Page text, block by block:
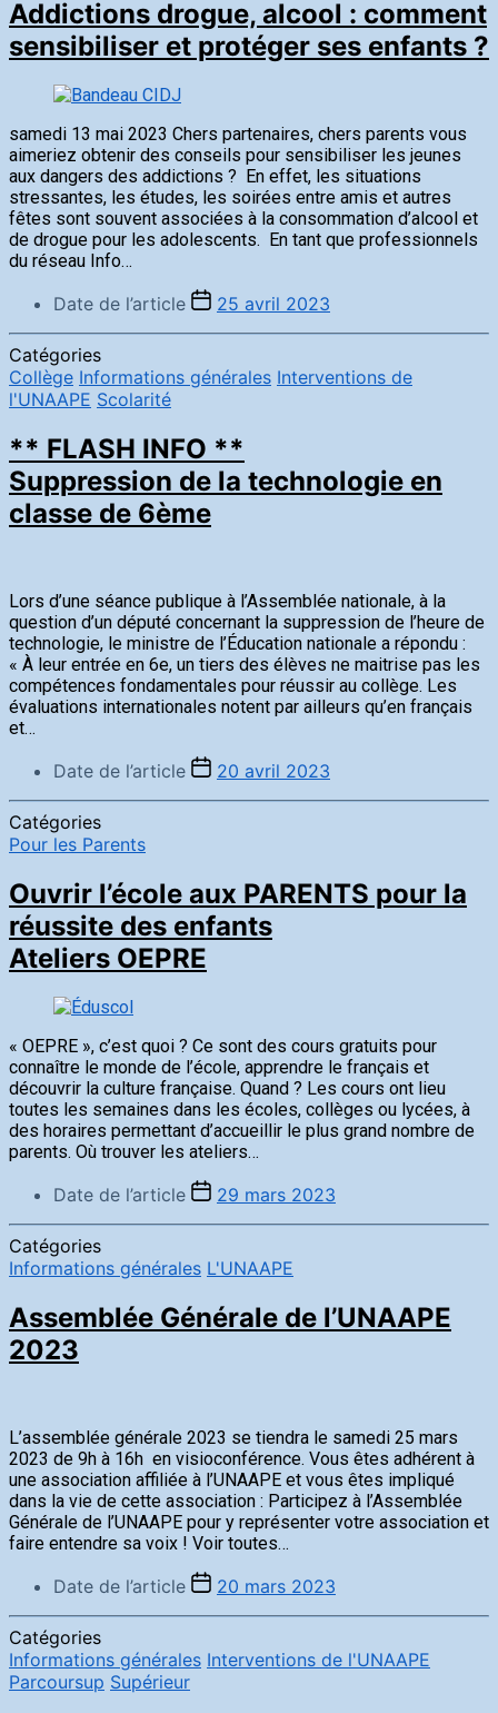
Addictions drogue, alcool : comment
sensibiliser et protéger ses enfants ?
samedi 13 mai 2023 Chers partenaires, chers parents vous
aimeriez obtenir des conseils pour sensibiliser les jeunes
aux dangers des addictions ? En effet, les situations
stressantes, les études, les soirées entre amis et autres
fêtes sont souvent associées à la consommation d’alcool et
de drogue pour les adolescents. En tant que professionnels
du réseau Info…
Date de l’article 25 avril 2023
Catégories
Collège Informations générales Interventions de
l'UNAAPE Scolarité
** FLASH INFO **
Suppression de la technologie en
classe de 6ème
Lors d’une séance publique à l’Assemblée nationale, à la
question d’un député concernant la suppression de l’heure de
technologie, le ministre de l’Éducation nationale a répondu :
« À leur entrée en 6e, un tiers des élèves ne maitrise pas les
compétences fondamentales pour réussir au collège. Les
évaluations internationales notent par ailleurs qu’en français
et…
Date de l’article 20 avril 2023
Catégories
Pour les Parents
Ouvrir l’école aux PARENTS pour la
réussite des enfants
Ateliers OEPRE
« OEPRE », c’est quoi ? Ce sont des cours gratuits pour
connaître le monde de l’école, apprendre le français et
découvrir la culture française. Quand ? Les cours ont lieu
toutes les semaines dans les écoles, collèges ou lycées, à
des horaires permettant d’accueillir le plus grand nombre de
parents. Où trouver les ateliers…
Date de l’article 29 mars 2023
Catégories
Informations générales L'UNAAPE
Assemblée Générale de l’UNAAPE
2023
L’assemblée générale 2023 se tiendra le samedi 25 mars
2023 de 9h à 16h en visioconférence. Vous êtes adhérent à
une association affiliée à l’UNAAPE et vous êtes impliqué
dans la vie de cette association : Participez à l’Assemblée
Générale de l’UNAAPE pour y représenter votre association et
faire entendre sa voix ! Voir toutes…
Date de l’article 20 mars 2023
Catégories
Informations générales Interventions de l'UNAAPE
Parcoursup Supérieur